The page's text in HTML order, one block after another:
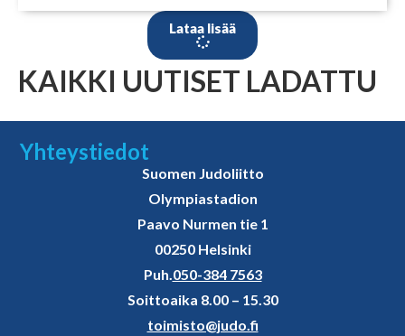
Lataa lisää
KAIKKI UUTISET LADATTU
Yhteystiedot
Suomen Judoliitto
Olympiastadion
Paavo Nurmen tie 1
00250 Helsinki
Puh.050-384 7563
Soittoaika 8.00 – 15.30
toimisto@judo.fi